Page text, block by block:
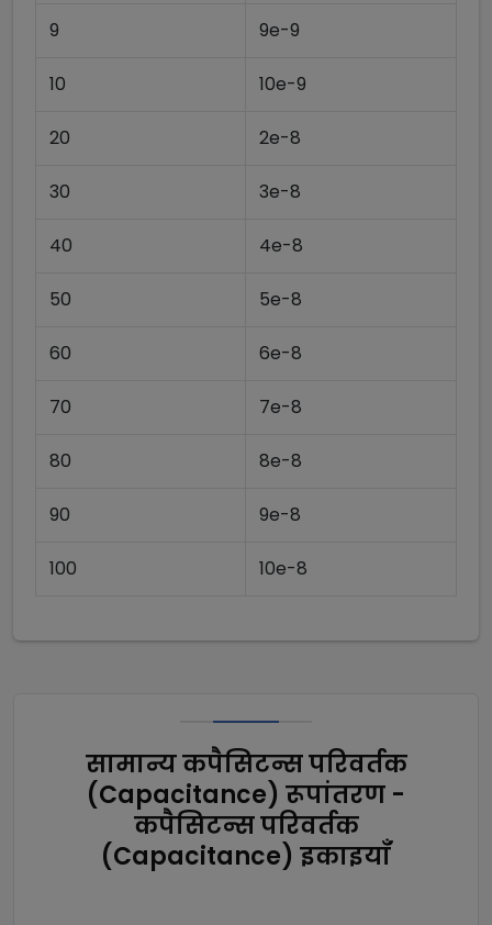
9 9e-9
10 10e-9
20 2e-8
30 3e-8
40 4e-8
50 5e-8
60 6e-8
70 7e-8
80 8e-8
90 9e-8
100 10e-8
सामान्य कपैसिटन्स परिवर्तक
(Capacitance) रूपांतरण -
कपैसिटन्स परिवर्तक
(Capacitance) इकाइयाँ